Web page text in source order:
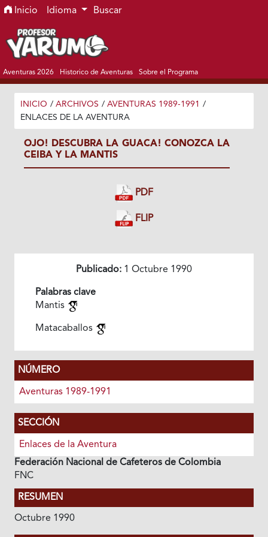
Ir al menú de navegación principal
Ir al contenido principal
Ir al pie de página del sitio
Inicio Idioma Buscar
Aventuras 2026 Historico de Aventuras Sobre el Programa
INICIO / ARCHIVOS / AVENTURAS 1989-1991
/
ENLACES DE LA AVENTURA
OJO! DESCUBRA LA GUACA! CONOZCA LA
CEIBA Y LA MANTIS
PDF
FLIP
Publicado: 1 Octubre 1990
Palabras clave
Mantis
Matacaballos
NÚMERO
Aventuras 1989-1991
SECCIÓN
Enlaces de la Aventura
Federación Nacional de Cafeteros de Colombia
FNC
RESUMEN
Octubre 1990